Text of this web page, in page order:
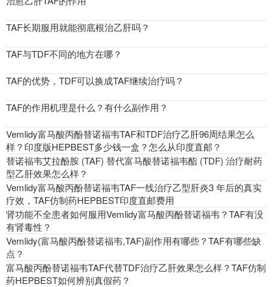
TAF长期服用就能彻底根治乙肝吗？
TAF与TDF不同的地方在哪？
TAF的优势，TDF可以换成TAF继续治疗吗？
TAF的作用机理是什么？有什么副作用？
Vemlidy富马酸丙酚替诺福韦TAF和TDF治疗乙肝96周结果怎么
样？印度版HEPBEST多少钱一盒？怎么从印度直邮？
替诺福韦艾拉酚胺 (TAF) 替代富马酸替诺福韦酯 (TDF) 治疗耐药
型乙肝效果怎么样？
Vemlidy富马酸丙酚替诺福韦TAF一线治疗乙型肝炎3 年后的真实
疗效，TAF仿制药HEPBEST印度直邮费用
肾功能不全患者如何服用Vemlidy富马酸丙酚替诺福韦？TAF有没
有肾毒性？
Vemlidy(富马酸丙酚替诺福韦,TAF)副作用有哪些？TAF有哪些缺
点？
富马酸丙酚替诺福韦TAF代替TDF治疗乙肝效果怎么样？TAF仿制
药HEPBEST如何辨别真假药？